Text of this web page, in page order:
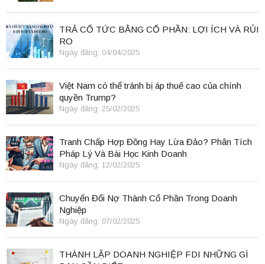
TRẢ CỔ TỨC BẰNG CỔ PHẦN: LỢI ÍCH VÀ RỦI
RO
Ngày đăng: 04/04/2025
Việt Nam có thể tránh bị áp thuế cao của chính
quyền Trump?
Ngày đăng: 25/02/2025
Tranh Chấp Hợp Đồng Hay Lừa Đảo? Phân Tích
Pháp Lý Và Bài Học Kinh Doanh
Ngày đăng: 12/02/2025
Chuyển Đổi Nợ Thành Cổ Phần Trong Doanh
Nghiệp
Ngày đăng: 07/02/2025
THÀNH LẬP DOANH NGHIỆP FDI NHỮNG GÌ